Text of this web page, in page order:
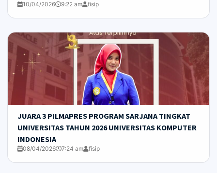
10/04/2026 9:22 am fisip
JUARA 3 PILMAPRES PROGRAM SARJANA TINGKAT
UNIVERSITAS TAHUN 2026 UNIVERSITAS KOMPUTER
INDONESIA
08/04/2026 7:24 am fisip